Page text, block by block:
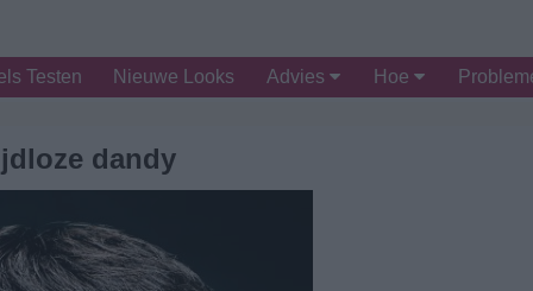
Testen Nieuwe Looks Advies Hoe
dandy